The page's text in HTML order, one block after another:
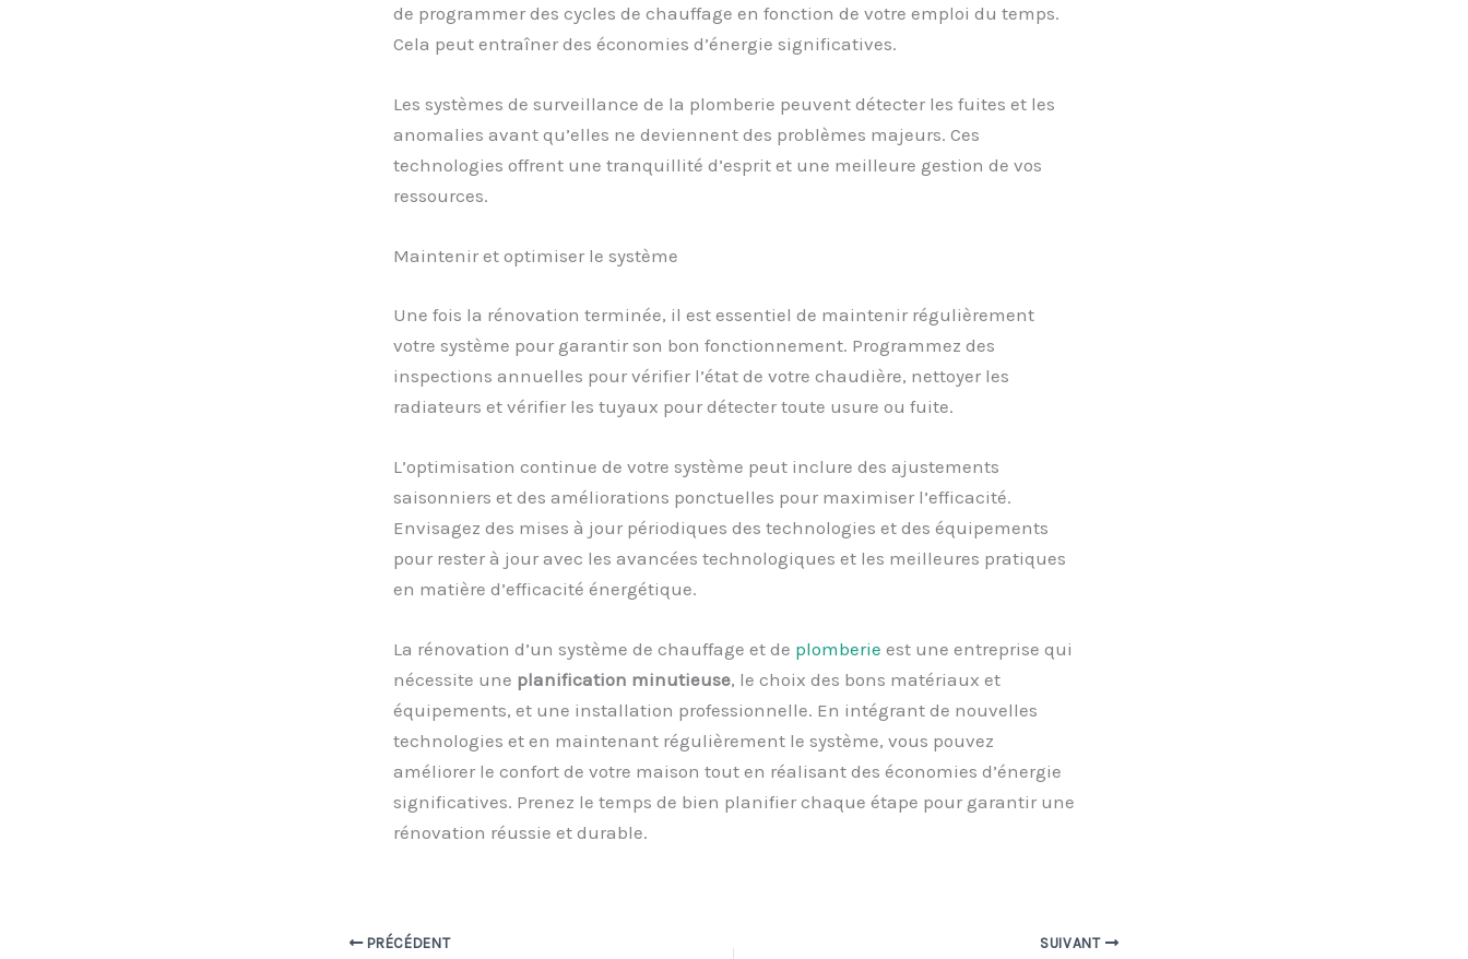
de programmer des cycles de chauffage en fonction de votre emploi du temps.
Cela peut entraîner des économies d’énergie significatives.
Les systèmes de surveillance de la plomberie peuvent détecter les fuites et les
anomalies avant qu’elles ne deviennent des problèmes majeurs. Ces
technologies offrent une tranquillité d’esprit et une meilleure gestion de vos
ressources.
Maintenir et optimiser le système
Une fois la rénovation terminée, il est essentiel de maintenir régulièrement
votre système pour garantir son bon fonctionnement. Programmez des
inspections annuelles pour vérifier l’état de votre chaudière, nettoyer les
radiateurs et vérifier les tuyaux pour détecter toute usure ou fuite.
L’optimisation continue de votre système peut inclure des ajustements
saisonniers et des améliorations ponctuelles pour maximiser l’efficacité.
Envisagez des mises à jour périodiques des technologies et des équipements
pour rester à jour avec les avancées technologiques et les meilleures pratiques
en matière d’efficacité énergétique.
La rénovation d’un système de chauffage et de plomberie est une entreprise qui
nécessite une planification minutieuse, le choix des bons matériaux et
équipements, et une installation professionnelle. En intégrant de nouvelles
technologies et en maintenant régulièrement le système, vous pouvez
améliorer le confort de votre maison tout en réalisant des économies d’énergie
significatives. Prenez le temps de bien planifier chaque étape pour garantir une
rénovation réussie et durable.
PRÉCÉDENT SUIVANT